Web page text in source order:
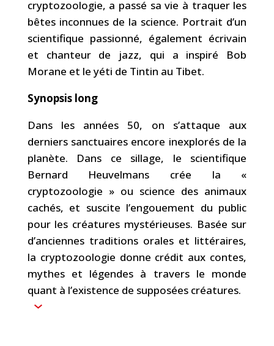
cryptozoologie, a passé sa vie à traquer les
bêtes inconnues de la science. Portrait d’un
scientifique passionné, également écrivain
et chanteur de jazz, qui a inspiré Bob
Morane et le yéti de Tintin au Tibet.
Synopsis long
Dans les années 50, on s’attaque aux
derniers sanctuaires encore inexplorés de la
planète. Dans ce sillage, le scientifique
Bernard Heuvelmans crée la «
cryptozoologie » ou science des animaux
cachés, et suscite l’engouement du public
pour les créatures mystérieuses. Basée sur
d’anciennes traditions orales et littéraires,
la cryptozoologie donne crédit aux contes,
mythes et légendes à travers le monde
quant à l’existence de supposées créatures.